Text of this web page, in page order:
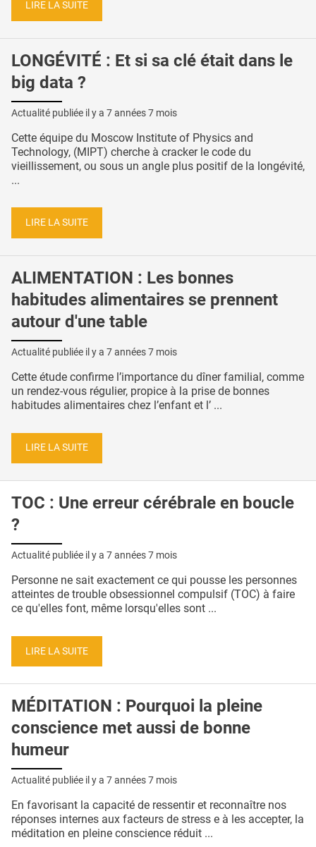
LIRE LA SUITE
LONGÉVITÉ : Et si sa clé était dans le
big data ?
Actualité publiée il y a 7 années 7 mois
Cette équipe du Moscow Institute of Physics and
Technology, (MIPT) cherche à cracker le code du
vieillissement, ou sous un angle plus positif de la longévité,
...
LIRE LA SUITE
ALIMENTATION : Les bonnes
habitudes alimentaires se prennent
autour d'une table
Actualité publiée il y a 7 années 7 mois
Cette étude confirme l’importance du dîner familial, comme
un rendez-vous régulier, propice à la prise de bonnes
habitudes alimentaires chez l’enfant et l’ ...
LIRE LA SUITE
TOC : Une erreur cérébrale en boucle
?
Actualité publiée il y a 7 années 7 mois
Personne ne sait exactement ce qui pousse les personnes
atteintes de trouble obsessionnel compulsif (TOC) à faire
ce qu'elles font, même lorsqu'elles sont ...
LIRE LA SUITE
MÉDITATION : Pourquoi la pleine
conscience met aussi de bonne
humeur
Actualité publiée il y a 7 années 7 mois
En favorisant la capacité de ressentir et reconnaître nos
réponses internes aux facteurs de stress e à les accepter, la
méditation en pleine conscience réduit ...